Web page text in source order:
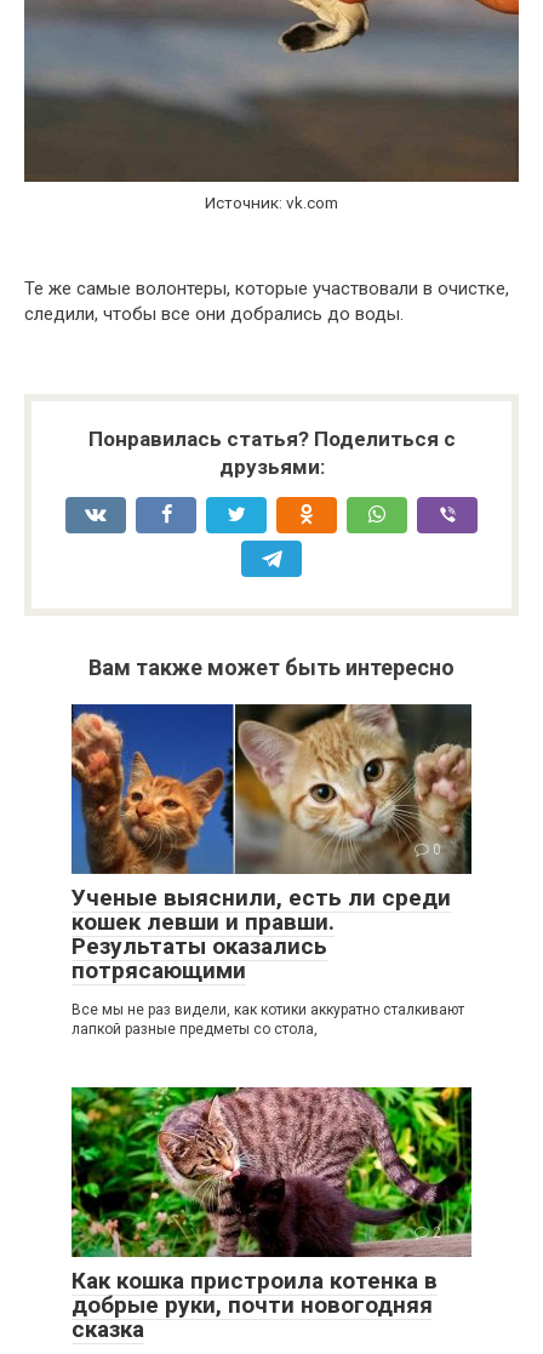
Источник: vk.com
Те же самые волонтеры, которые участвовали в очистке,
следили, чтобы все они добрались до воды.
Понравилась статья? Поделиться с
друзьями:
Вам также может быть интересно
0
Ученые выяснили, есть ли среди
кошек левши и правши.
Результаты оказались
потрясающими
Все мы не раз видели, как котики аккуратно сталкивают
лапкой разные предметы со стола,
2
Как кошка пристроила котенка в
добрые руки, почти новогодняя
сказка